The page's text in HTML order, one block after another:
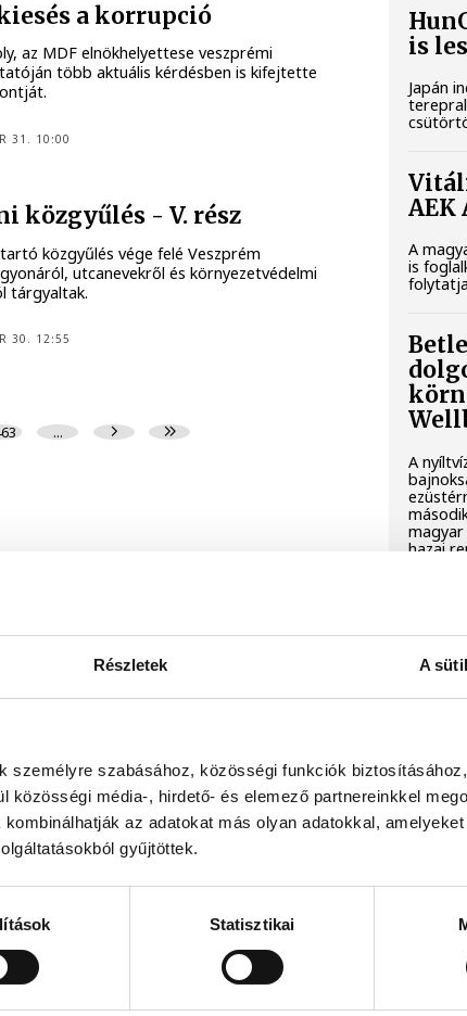
Részletek A
személyre szabásához, közösségi funkciók
közösségi média-, hirdető- és elemező partnereinkkel
az adatokat más olyan adatokkal,
gyűjtöttek.
Statisztikai
a korrupció
az MDF elnökhelyettese veszprémi
több aktuális kérdésben is kifejtette
31. 10:00
közgyűlés - V. rész
közgyűlés vége felé Veszprém
utcanevekről és környezetvédelmi
tárgyaltak.
30. 12:55
...
is
Japán
AEK
A
is
A
magyar
hazai
nyert
úszók